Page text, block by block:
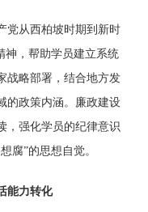
从西柏坡时期到新时
神，帮助学员建立系统
战略部署，结合地方发
的政策内涵。廉政建设
，强化学员的纪律意识
腐”的思想自觉。
能力转化‌